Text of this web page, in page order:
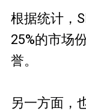
根据统计，
25%的市场
誉。
另一方面，